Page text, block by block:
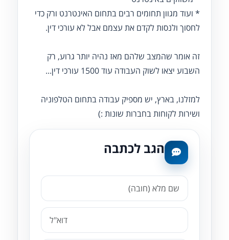
* ועוד מגוון תחומים רבים בתחום האינטרנט ורק כדי
לחסוך ולנסות לקדם את עצמם אבל לא עורכי דין.
זה אומר שהמצב שלהם מאז נהיה יותר גרוע, רק
השבוע יצאו לשוק העבודה עוד 1500 עורכי דין...
למזלנו, בארץ, יש מספיק עבודה בתחום הטלפוניה
ושירות לקוחות בחברות שונות :)
הגב לכתבה